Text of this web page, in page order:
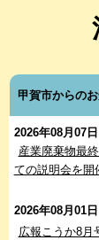
甲賀市からの
2026年08月07日
産業廃棄物最
ての説明会を開
2026年08月01日
広報こうか8月